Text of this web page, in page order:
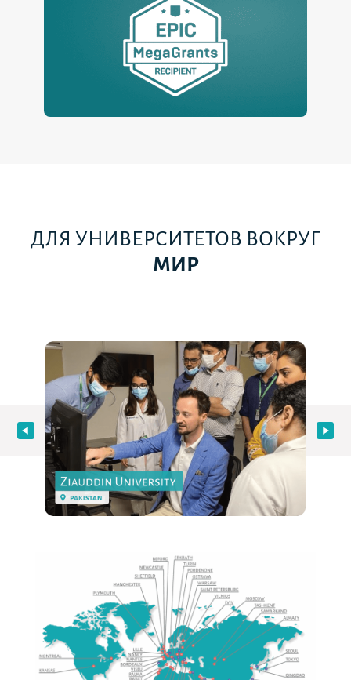
ДЛЯ УНИВЕРСИТЕТОВ ВОКРУГ
МИР